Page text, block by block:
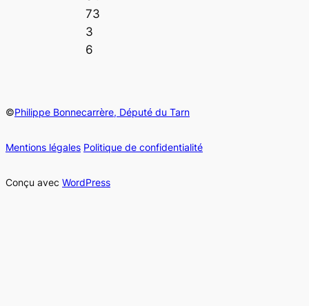
73
3
6
©Philippe Bonnecarrère, Député du Tarn
Mentions légales Politique de confidentialité
Conçu avec WordPress